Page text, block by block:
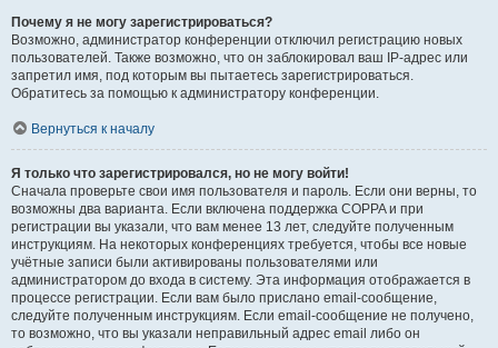
Почему я не могу зарегистрироваться?
Возможно, администратор конференции отключил регистрацию новых
пользователей. Также возможно, что он заблокировал ваш IP-адрес или
запретил имя, под которым вы пытаетесь зарегистрироваться.
Обратитесь за помощью к администратору конференции.
Вернуться к началу
Я только что зарегистрировался, но не могу войти!
Сначала проверьте свои имя пользователя и пароль. Если они верны, то
возможны два варианта. Если включена поддержка COPPA и при
регистрации вы указали, что вам менее 13 лет, следуйте полученным
инструкциям. На некоторых конференциях требуется, чтобы все новые
учётные записи были активированы пользователями или
администратором до входа в систему. Эта информация отображается в
процессе регистрации. Если вам было прислано email-сообщение,
следуйте полученным инструкциям. Если email-сообщение не получено,
то возможно, что вы указали неправильный адрес email либо он